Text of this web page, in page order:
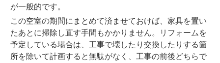
が一般的です。
この空室の期間にまとめて済ませておけば、家具を置い
たあとに掃除し直す手間もかかりません。リフォームを
予定している場合は、工事で壊したり交換したりする箇
所を除いて計画すると無駄がなく、工事の前後どちらで